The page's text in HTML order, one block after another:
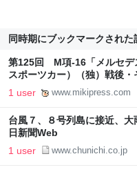
同時期にブックマークされた
第125回 M項-16「メルセデ
スポーツカー）（独）戦後
BASE エムベース
1 user www.mikipress.com
台風７、８号列島に接近、
日新聞Web
1 user www.chunichi.co.jp